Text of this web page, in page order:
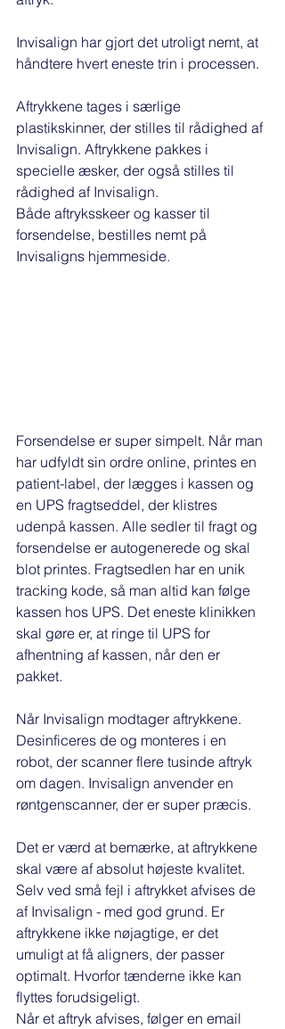
Invisalign har gjort det utroligt nemt, at
håndtere hvert eneste trin i processen.
Aftrykkene tages i særlige
plastikskinner, der stilles til rådighed af
Invisalign. Aftrykkene pakkes i
specielle æsker, der også stilles til
rådighed af Invisalign.
Både aftryksskeer og kasser til
forsendelse, bestilles nemt på
Invisaligns hjemmeside.
Forsendelse er super simpelt. Når man
har udfyldt sin ordre online, printes en
patient-label, der lægges i kassen og
en UPS fragtseddel, der klistres
udenpå kassen. Alle sedler til fragt og
forsendelse er autogenerede og skal
blot printes. Fragtsedlen har en unik
tracking kode, så man altid kan følge
kassen hos UPS. Det eneste klinikken
skal gøre er, at ringe til UPS for
afhentning af kassen, når den er
pakket.
Når Invisalign modtager aftrykkene.
Desinficeres de og monteres i en
robot, der scanner flere tusinde aftryk
om dagen. Invisalign anvender en
røntgenscanner, der er super præcis.
Det er værd at bemærke, at aftrykkene
skal være af absolut højeste kvalitet.
Selv ved små fejl i aftrykket afvises de
af Invisalign - med god grund. Er
aftrykkene ikke nøjagtige, er det
umuligt at få aligners, der passer
optimalt. Hvorfor tænderne ikke kan
flyttes forudsigeligt.
Når et aftryk afvises, følger en email